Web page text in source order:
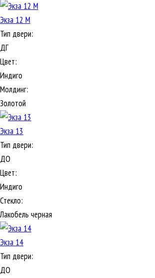
Экза 12 М
Тип двери:
ДГ
Цвет:
Индиго
Молдинг:
Золотой
Экза 13
Тип двери:
ДО
Цвет:
Индиго
Стекло:
Лакобель черная
Экза 14
Тип двери:
ДО